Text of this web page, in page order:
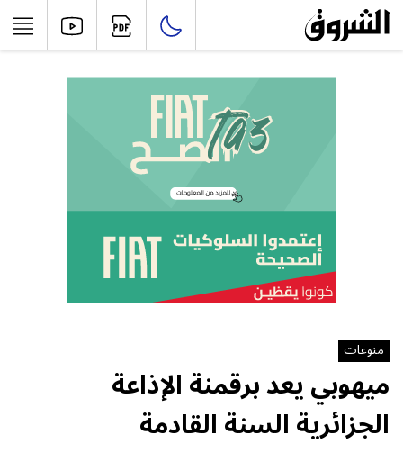
منوعات
ميهوبي يعد برقمنة الإذاعة
الجزائرية السنة القادمة